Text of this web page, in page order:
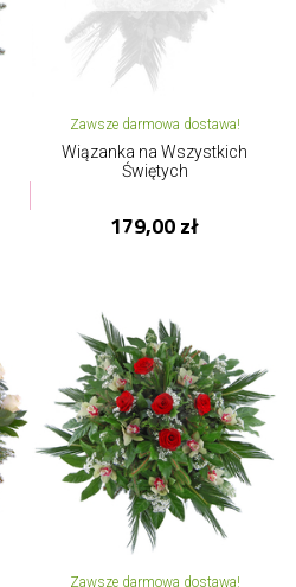
Zawsze darmowa dostawa!
Wiązanka na Wszystkich
Świętych
179,00 zł
Zawsze darmowa dostawa!